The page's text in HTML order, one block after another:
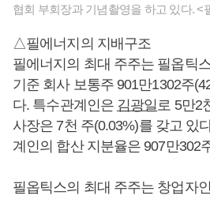
협회 부회장과 기념촬영을 하고 있다. <
△필에너지의 지배구조
필에너지의 최대 주주는 필옵틱
기준 회사 보통주 901만1302주
다. 특수관계인은 김광일로 5만2
사장은 7천 주(0.03%)를 갖고 있
계인의 합산 지분율은 907만302
필옵틱스의 최대 주주는 창업자인